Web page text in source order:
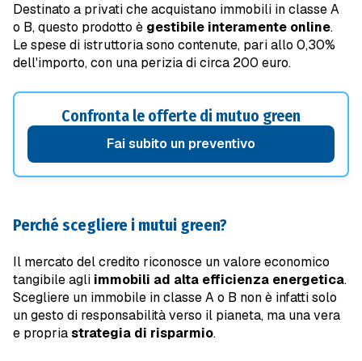
Destinato a privati che acquistano immobili in classe A
o B, questo prodotto è gestibile interamente online.
Le spese di istruttoria sono contenute, pari allo 0,30%
dell'importo, con una perizia di circa 200 euro.
Confronta le offerte di mutuo green
Fai subito un preventivo
Perché scegliere i mutui green?
Il mercato del credito riconosce un valore economico
tangibile agli immobili ad alta efficienza energetica.
Scegliere un immobile in classe A o B non è infatti solo
un gesto di responsabilità verso il pianeta, ma una vera
e propriastrategia di risparmio.